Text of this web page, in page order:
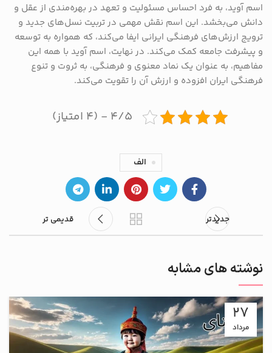
اسم آوید، به فرد احساس مسئولیت و تعهد در بهره‌مندی از عقل و
دانش می‌بخشد. این اسم نقش مهمی در تربیت نسل‌های جدید و
ترویج ارزش‌های فرهنگی ایرانی ایفا می‌کند، که همواره به توسعه
و پیشرفت جامعه کمک می‌کند. در نهایت، اسم آوید با همه این
مفاهیم، به عنوان یک نماد معنوی و فرهنگی، به ثروت و تنوع
فرهنگی ایران افزوده و ارزش آن را تقویت می‌کند.
۴/۵ - (۴ امتیاز)
الف
جدیدتر قدیمی تر
نوشته های مشابه
27
مرداد